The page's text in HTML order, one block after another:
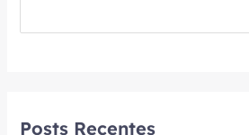
Posts Recentes